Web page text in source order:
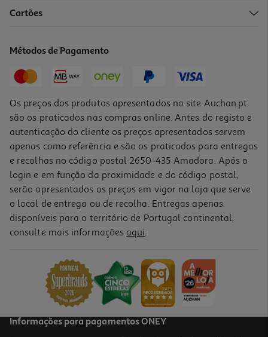
19,45 € PVP de editor
-10%
Livro Um Chapéu De Leopardo
PVP de editor
12,60 €
Cartões
Métodos de Pagamento
Os preços dos produtos apresentados no site Auchan.pt
são os praticados nas compras online. Antes do registo e
autenticação do cliente os preços apresentados servem
apenas como referência e são os praticados para entregas
e recolhas no código postal 2650-435 Amadora. Após o
login e em função da proximidade e do código postal,
serão apresentados os preços em vigor na loja que serve
o local de entrega ou de recolha. Entregas apenas
disponíveis para o território de Portugal continental,
consulte mais informações aqui.
Informações para pagamentos ONEY